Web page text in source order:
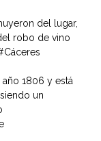
del lugar,
robo de vino
1806 y está
un